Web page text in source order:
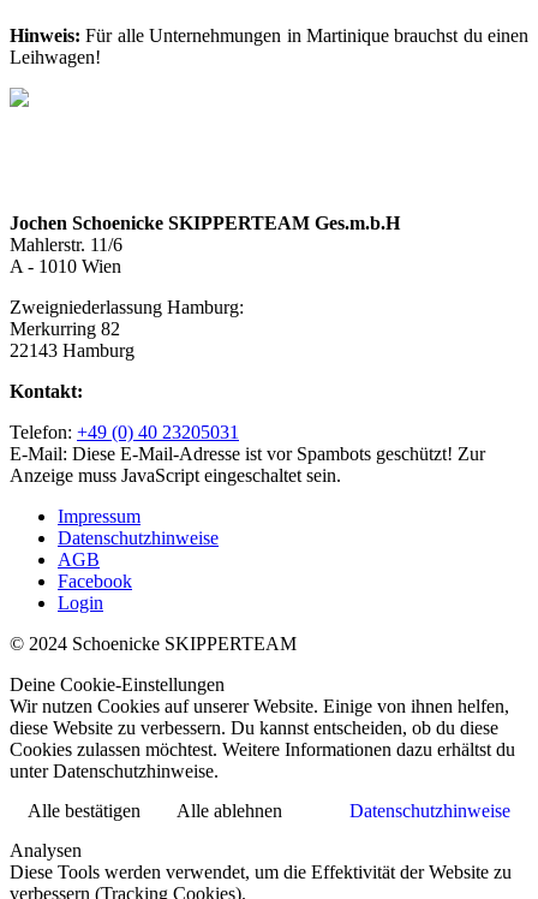
Hinweis: Für alle Unternehmungen in Martinique brauchst du einen
Leihwagen!
Jochen Schoenicke SKIPPERTEAM Ges.m.b.H
Mahlerstr. 11/6
A - 1010 Wien
Zweigniederlassung Hamburg:
Merkurring 82
22143 Hamburg
Kontakt:
Telefon: +49 (0) 40 23205031
E-Mail: Diese E-Mail-Adresse ist vor Spambots geschützt! Zur
Anzeige muss JavaScript eingeschaltet sein.
Impressum
Datenschutzhinweise
AGB
Facebook
Login
© 2024 Schoenicke SKIPPERTEAM
Deine Cookie-Einstellungen
Wir nutzen Cookies auf unserer Website. Einige von ihnen helfen,
diese Website zu verbessern. Du kannst entscheiden, ob du diese
Cookies zulassen möchtest. Weitere Informationen dazu erhältst du
unter Datenschutzhinweise.
Alle bestätigen
Alle ablehnen
Datenschutzhinweise
Analysen
Diese Tools werden verwendet, um die Effektivität der Website zu
verbessern (Tracking Cookies).